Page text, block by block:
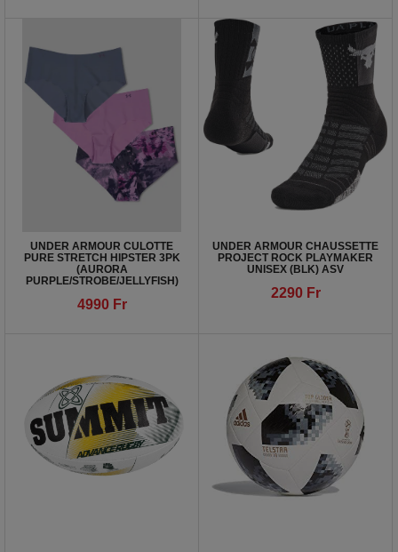
UNDER ARMOUR CULOTTE
PURE STRETCH HIPSTER 3PK
(AURORA
PURPLE/STROBE/JELLYFISH)
4990 Fr
UNDER ARMOUR CHAUSSETTE
PROJECT ROCK PLAYMAKER
UNISEX (BLK) ASV
2290 Fr